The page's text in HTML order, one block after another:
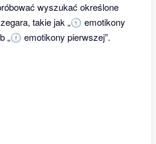
wyszukać określone
takie jak „🕥 emotikony
„🕧 emotikony pierwszej”.